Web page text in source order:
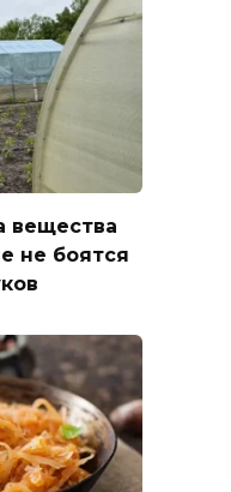
вещества
не боятся